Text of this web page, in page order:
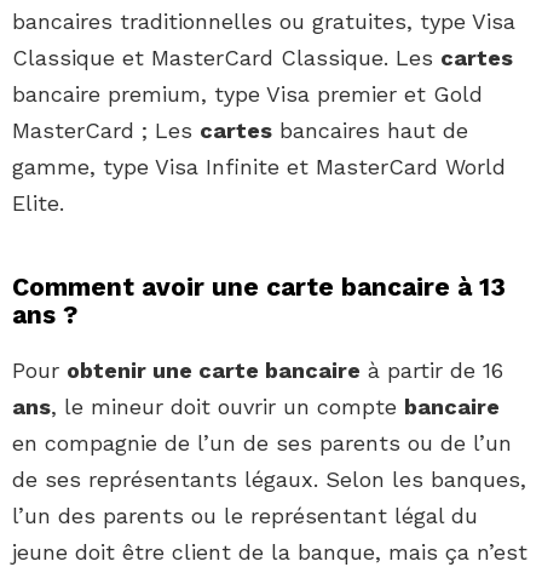
bancaires traditionnelles ou gratuites, type Visa
Classique et MasterCard Classique. Les cartes
bancaire premium, type Visa premier et Gold
MasterCard ; Les cartes bancaires haut de
gamme, type Visa Infinite et MasterCard World
Elite.
Comment avoir une carte bancaire à 13
ans ?
Pour obtenir une carte bancaire à partir de 16
ans, le mineur doit ouvrir un compte bancaire
en compagnie de l’un de ses parents ou de l’un
de ses représentants légaux. Selon les banques,
l’un des parents ou le représentant légal du
jeune doit être client de la banque, mais ça n’est